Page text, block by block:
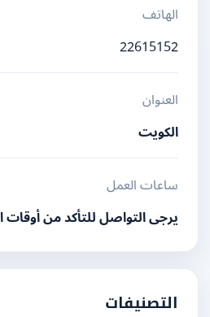
الهاتف
22615152
العنوان
الكويت
ساعات العمل
يرجى التواصل للتأكد من أوقات العمل
التصنيفات